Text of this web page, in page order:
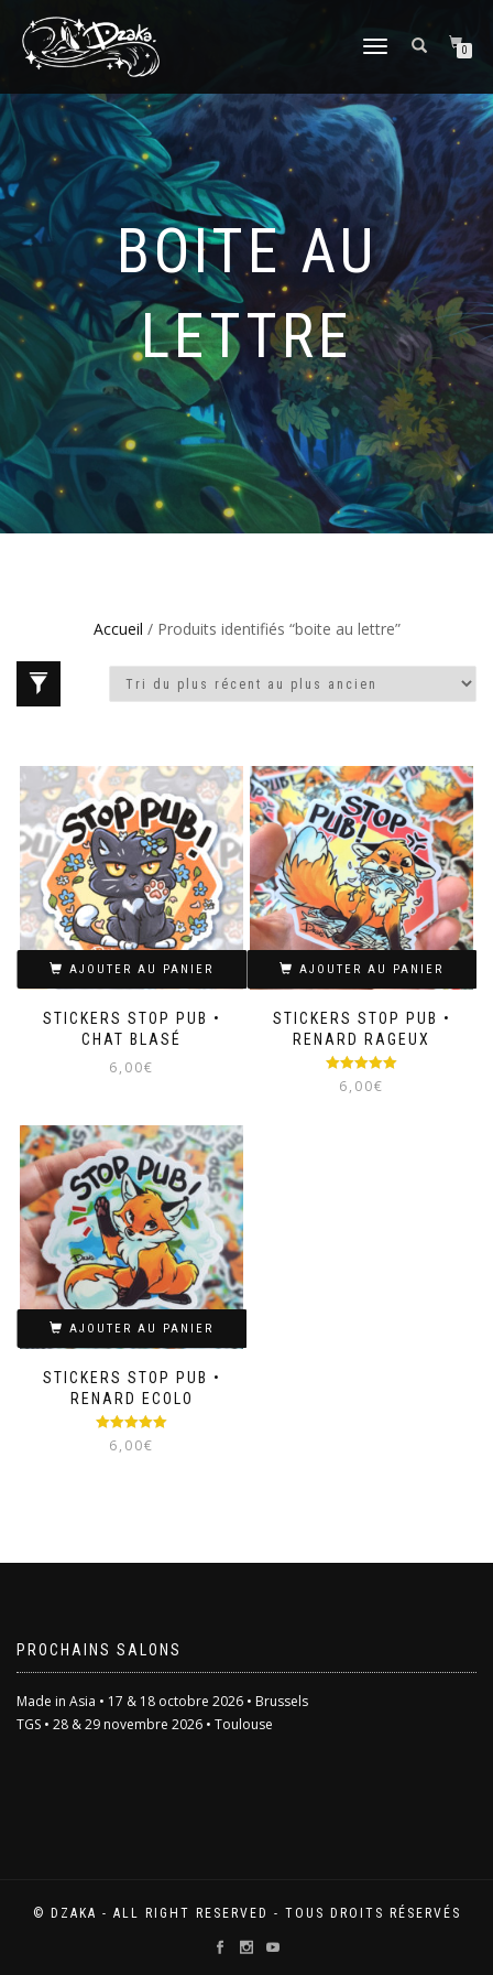
DÉPLIER/REPLIER
0
BOITE AU
LETTRE
Accueil / Produits identifiés “boite au lettre”
STICKERS STOP PUB •
CHAT BLASÉ
6,00€
AJOUTER AU PANIER
STICKERS STOP PUB •
RENARD RAGEUX
Note 5.00
sur 5
6,00€
AJOUTER AU PANIER
STICKERS STOP PUB •
RENARD ECOLO
Note 5.00
sur 5
6,00€
AJOUTER AU PANIER
PROCHAINS SALONS
Made in Asia • 17 & 18 octobre 2026 • Brussels
TGS • 28 & 29 novembre 2026 • Toulouse
© DZAKA - ALL RIGHT RESERVED - TOUS DROITS RÉSERVÉS